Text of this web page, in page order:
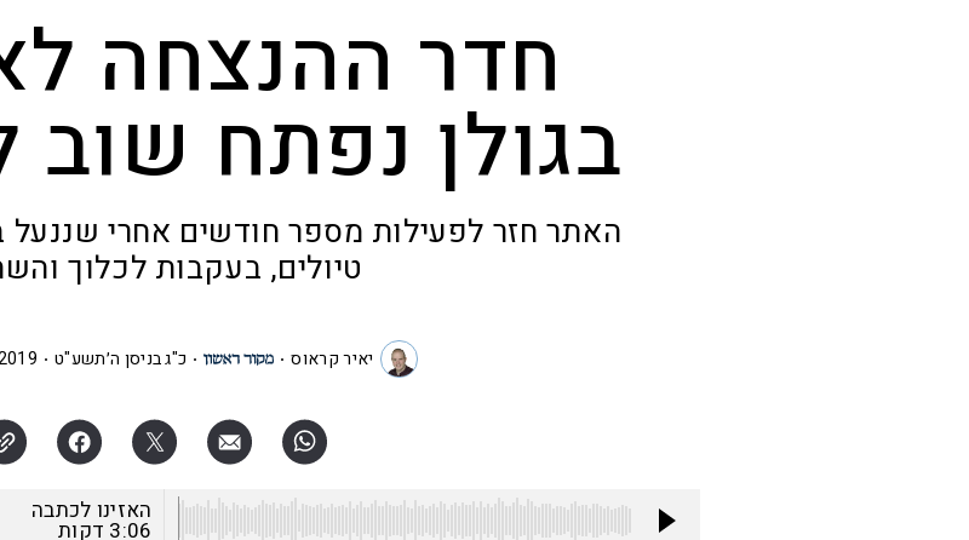
חדר ההנצחה
בגולן נפתח שוב
האתר חזר לפעילות מספר חודשים אחרי שננעל
טיולים, בעקבות לכלוך
יאיר קראוס כ"ג בניסן ה׳תשע"ט 08:59
האזינו לכתבה
3:06 דקות